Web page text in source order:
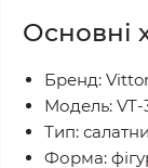
Основні
Бренд:
Модель: VT-
Тип:
Форма: